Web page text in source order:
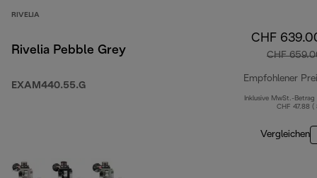
RIVELIA
Rivelia Pebble Grey
EXAM440.55.G
CHF
CHF
Empfohlener
Inklusive MwSt.-Betrag
CHF 47.88 (
Vergleichen